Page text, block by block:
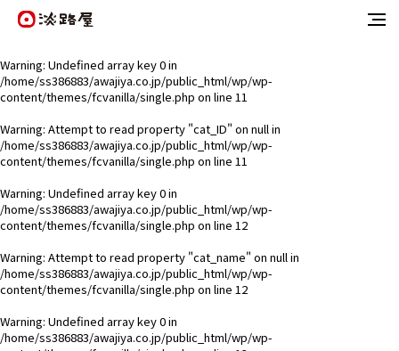
Warning: Undefined array key 0 in
/home/ss386883/awajiya.co.jp/public_html/wp/wp-
content/themes/fcvanilla/single.php on line 11
Warning: Attempt to read property "cat_ID" on null in
/home/ss386883/awajiya.co.jp/public_html/wp/wp-
content/themes/fcvanilla/single.php on line 11
Warning: Undefined array key 0 in
/home/ss386883/awajiya.co.jp/public_html/wp/wp-
content/themes/fcvanilla/single.php on line 12
Warning: Attempt to read property "cat_name" on null in
/home/ss386883/awajiya.co.jp/public_html/wp/wp-
content/themes/fcvanilla/single.php on line 12
Warning: Undefined array key 0 in
/home/ss386883/awajiya.co.jp/public_html/wp/wp-